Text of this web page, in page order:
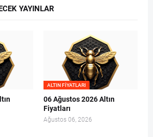
YAYINLAR
ALTIN FIYATLARI
06 Ağustos 2026 Altın
Fiyatları
Ağustos 06, 2026